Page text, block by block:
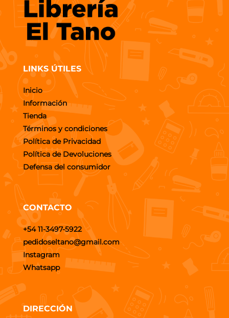
LINKS ÚTILES
Inicio
Información
Tienda
Términos y condiciones
Política de Privacidad
Política de Devoluciones
Defensa del consumidor
CONTACTO
+54 11-3497-5922
pedidoseltano@gmail.com
Instagram
Whatsapp
DIRECCIÓN